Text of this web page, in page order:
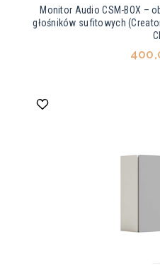
Monitor Audio CSM-BOX –
głośników sufitowych